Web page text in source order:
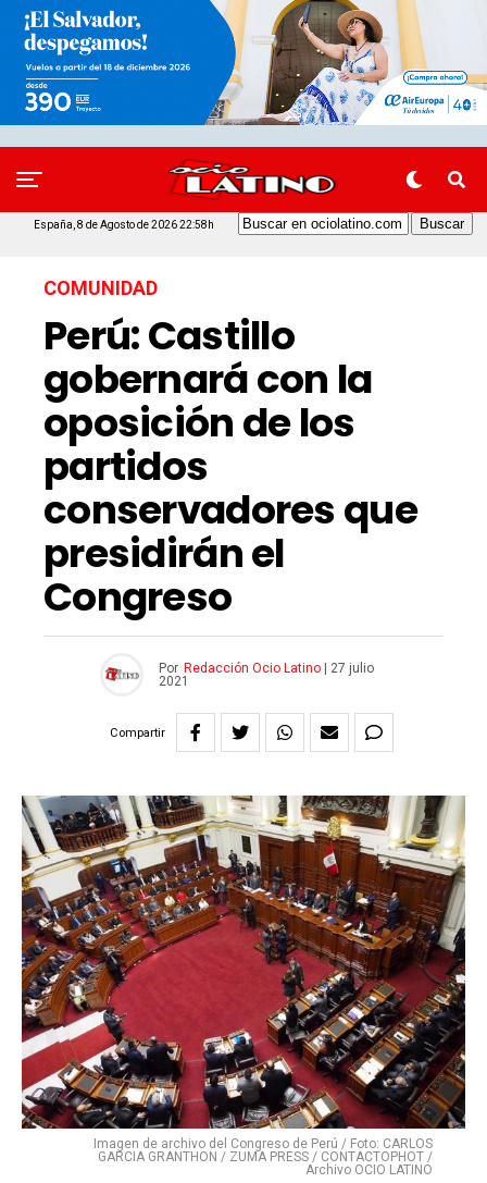
España, 8 de Agosto de 2026 22:58h
COMUNIDAD
Perú: Castillo
gobernará con la
oposición de los
partidos
conservadores que
presidirán el
Congreso
Por Redacción Ocio Latino|
27 julio
2021
Compartir
Imagen de archivo del Congreso de Perú / Foto: CARLOS
GARCIA GRANTHON / ZUMA PRESS / CONTACTOPHOT /
Archivo OCIO LATINO